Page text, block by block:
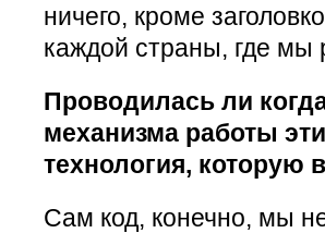
ничего, кроме
каждой страны, где мы
Проводилась ли
механизма работы
технология, которую
Сам код, конечно, мы